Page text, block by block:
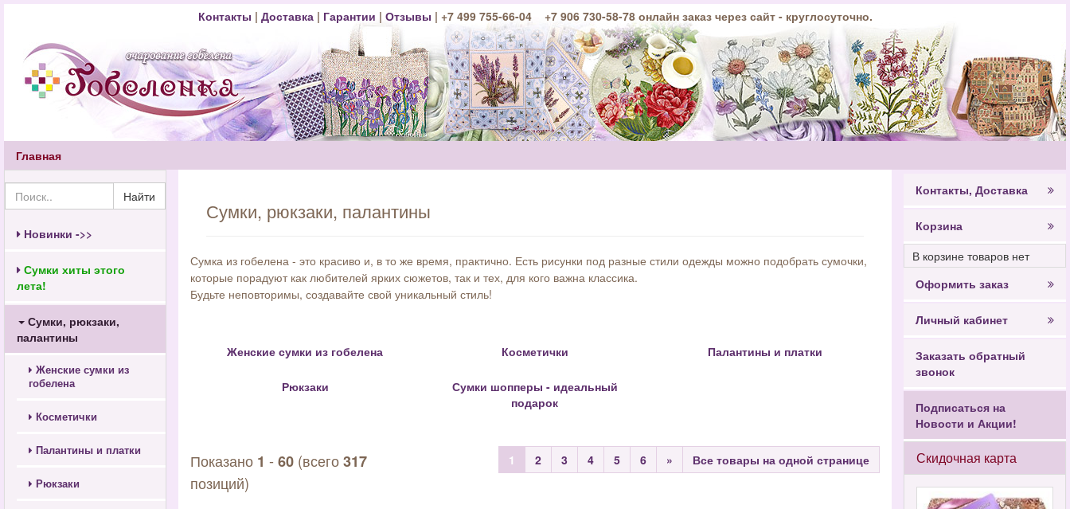
Контакты | Доставка| Гарантии | Отзывы | +7 499 755-66-04 +7 906 730-58-78 онлайн заказ через сайт - круглосуточно.
Главная
Найти
Новинки ->>
Сумки хиты этого
лета!
Сумки, рюкзаки,
палантины
Женские сумки из
гобелена
Косметички
Палантины и платки
Рюкзаки
Сумки, рюкзаки, палантины
Сумка из гобелена - это красиво и, в то же время, практично. Есть рисунки под разные стили одежды можно подобрать сумочки,
которые порадуют как любителей ярких сюжетов, так и тех, для кого важна классика.
Будьте неповторимы, создавайте свой уникальный стиль!
Женские сумки из гобелена Косметички Палантины и платки
Рюкзаки
Сумки шопперы - идеальный
подарок
Показано 1 -60 (всего317
позиций)
1 2 3 4 5 6 » Все товары на одной странице
Контакты, Доставка
Корзина
В корзине товаров нет
Оформить заказ
Личный кабинет
Заказать обратный
звонок
Подписаться на
Новости и Акции!
Скидочная карта